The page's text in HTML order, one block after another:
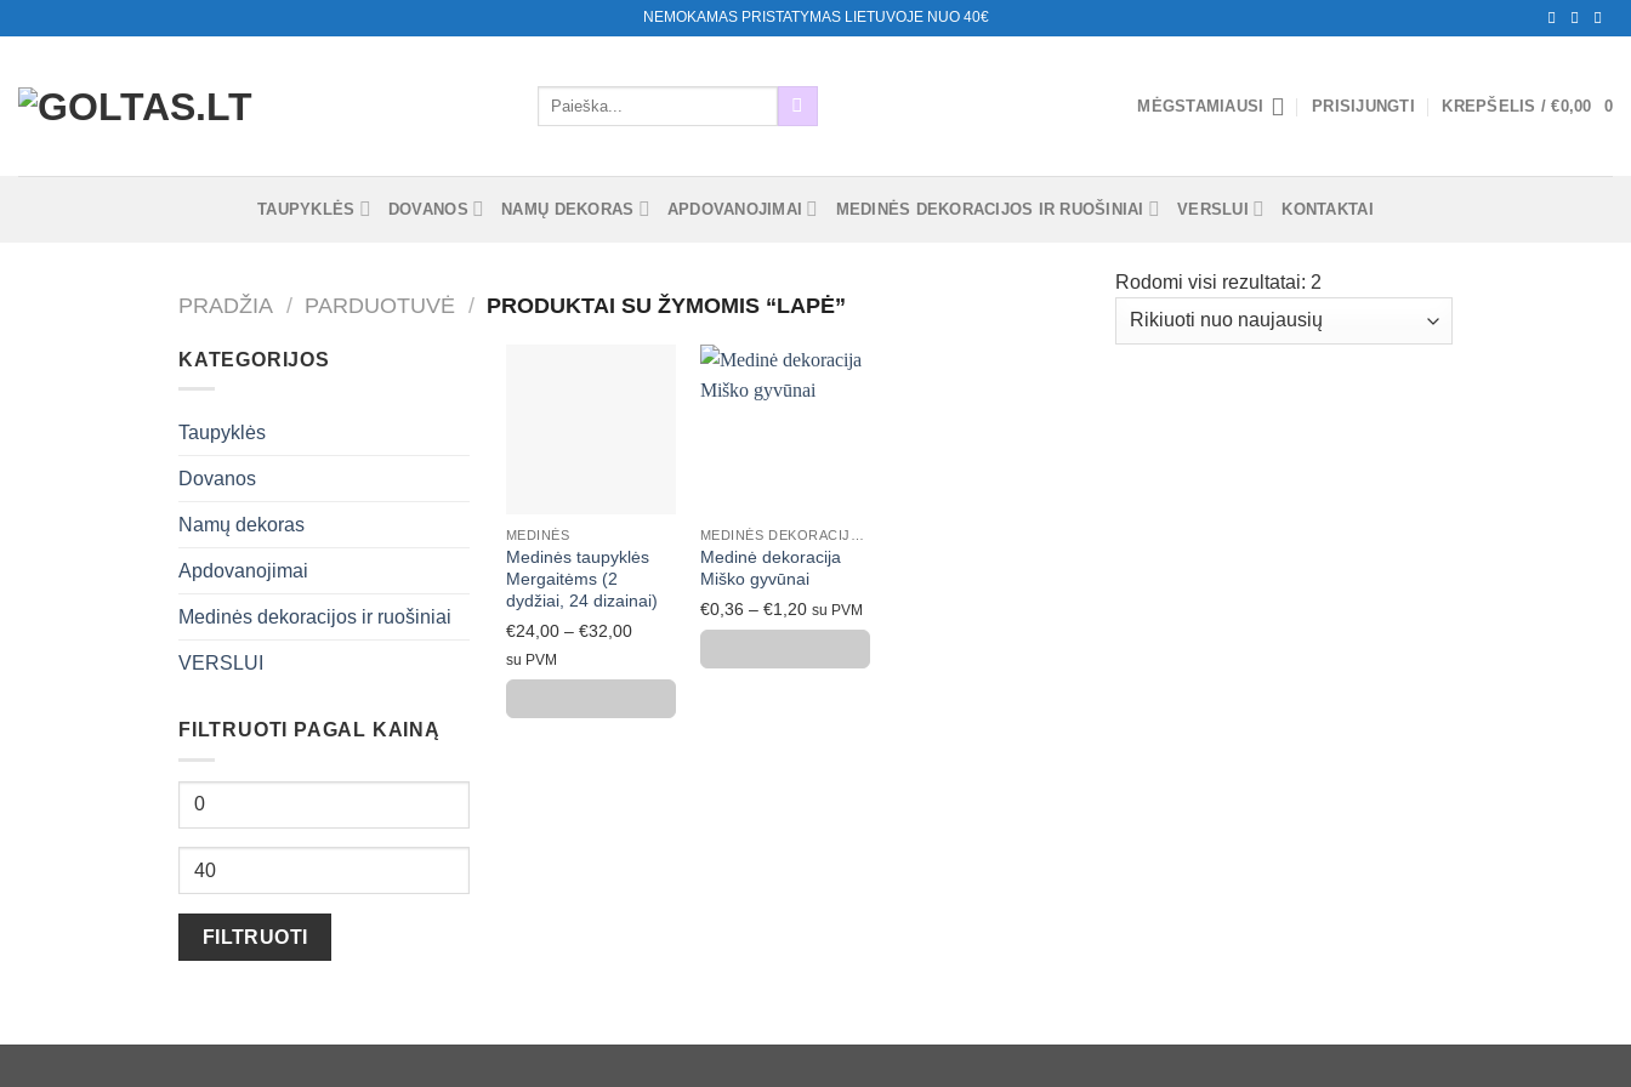
NEMOKAMAS PRISTATYMAS LIETUVOJE NUO 40€
Ieškoti:
MĖGSTAMIAUSI PRISIJUNGTI KREPŠELIS /€0,00 0
TAUPYKLĖS DOVANOS NAMŲ DEKORAS APDOVANOJIMAI MEDINĖS DEKORACIJOS IR RUOŠINIAI VERSLUI KONTAKTAI
PRADŽIA / PARDUOTUVĖ / PRODUKTAI SU ŽYMOMIS “LAPĖ”
Rodomi visi rezultatai: 2
KATEGORIJOS
Taupyklės
Dovanos
Namų dekoras
Apdovanojimai
Medinės dekoracijos ir ruošiniai
VERSLUI
FILTRUOTI PAGAL KAINĄ
Min
Maks
FILTRUOTI
MEDINĖS
Medinės taupyklės
Mergaitėms (2
dydžiai, 24 dizainai)
€24,00 – €32,00Price
€24,00
through
su PVM
MEDINĖS DEKORACIJOS, SKAIČIAI, RAIDĖS
Medinė dekoracija
Miško gyvūnai
€0,36 – €1,20Price
range:
su PVM